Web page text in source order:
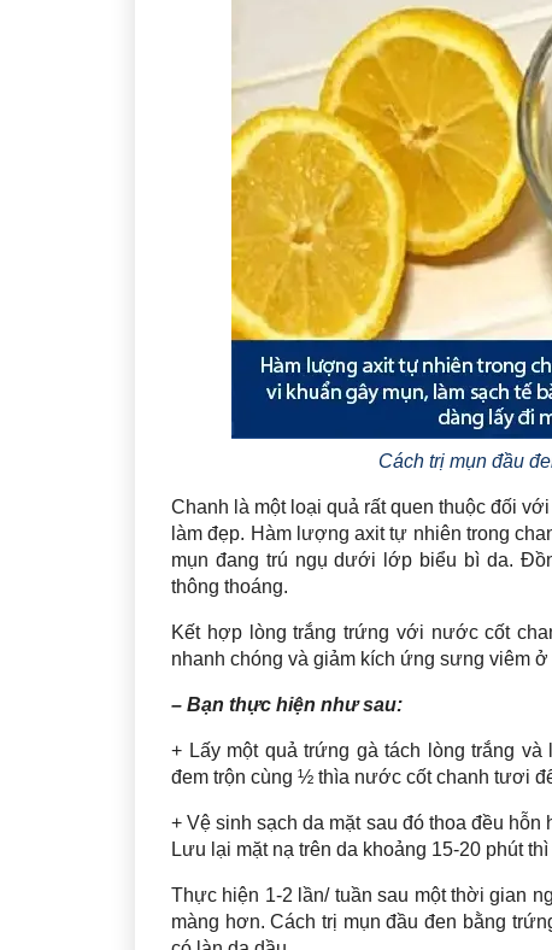
Cách trị mụn đầu
Chanh là một loại quả rất quen thuộc đối
làm đẹp. Hàm lượng axit tự nhiên trong
mụn đang trú ngụ dưới lớp biểu bì da.
thông thoáng.
Kết hợp lòng trắng trứng với nước cốt
nhanh chóng và giảm kích ứng sưng viêm ở
– Bạn thực hiện như sau:
+ Lấy một quả trứng gà tách lòng trắng
đem trộn cùng ½ thìa nước cốt chanh tươi
+ Vệ sinh sạch da mặt sau đó thoa đều
Lưu lại mặt nạ trên da khoảng 15-20 phút
Thực hiện 1-2 lần/ tuần sau một thời gian
màng hơn. Cách trị mụn đầu đen bằng